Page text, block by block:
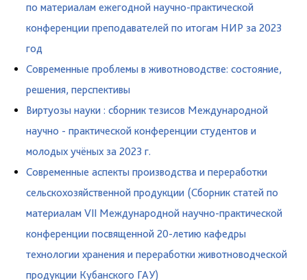
по материалам ежегодной научно-практической
конференции преподавателей по итогам НИР за 2023
год
Современные проблемы в животноводстве: состояние,
решения, перспективы
Виртуозы науки : сборник тезисов Международной
научно - практической конференции студентов и
молодых учёных за 2023 г.
Современные аспекты производства и переработки
сельскохозяйственной продукции (Сборник статей по
материалам VII Международной научно-практической
конференции посвященной 20-летию кафедры
технологии хранения и переработки животноводческой
продукции Кубанского ГАУ)